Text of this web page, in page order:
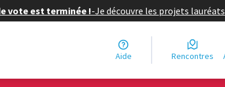
vote est terminée !-Je découvre les projets lauréats
Aide Rencontres